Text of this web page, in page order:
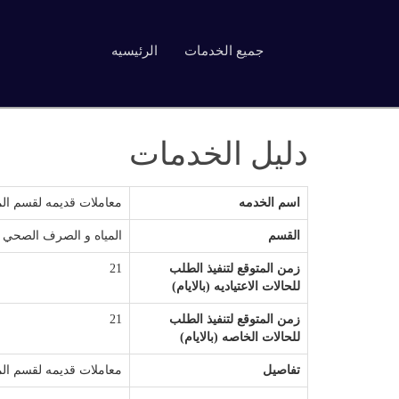
الرئيسيه جميع الخدمات
دليل الخدمات
اسم الخدمه معاملات قديمه لقسم
القسم المياه و الصرف الصحي
زمن المتوقع لتنفيذ الطلب
للحالات الاعتياديه (بالايام)
21
زمن المتوقع لتنفيذ الطلب
للحالات الخاصه (بالايام)
21
تفاصيل معاملات قديمه لقسم